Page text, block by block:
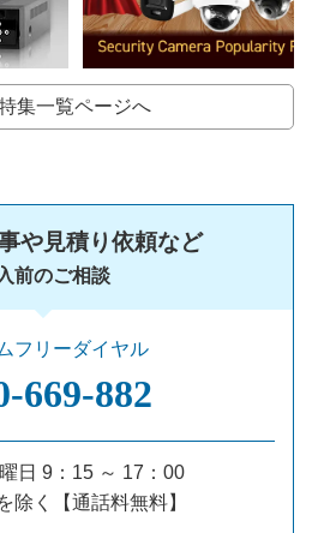
集一覧ページへ
や見積り依頼など
前のご相談
フリーダイヤル
日 9：15 ～ 17：00
除く【通話料無料】